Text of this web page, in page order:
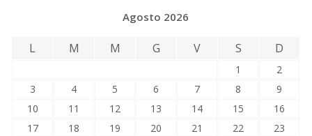
Agosto 2026
L M M G V S D
1
2
3
4 5 6 7 8
9
10
11 12 13 14 15
16
17
18 19 20 21 22
23